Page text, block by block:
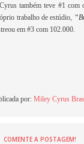
também teve #1 com
trabalho de estúdio,
em #3 com 102.000.
por: Miley Cyrus
COMENTE A POSTAGEM!